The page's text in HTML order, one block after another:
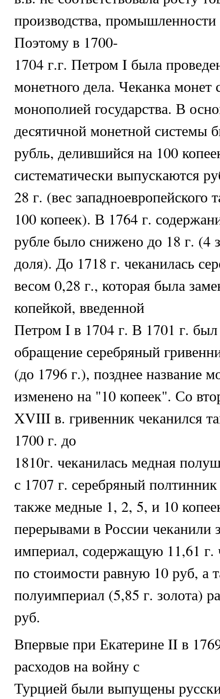
производства, промышленности
Поэтому в 1700-
1704 г.г. Петром I была
монетного дела. Чеканка монет
монополией государства. В
десятичной монетной системы
рубль, делившийся на 100
систематически выпускаются
28 г. (вес западноевропейского
100 копеек). В 1764 г.
рубле было снижено до 18 г. (4
доля). До 1718 г. чеканилась
весом 0,28 г., которая была
копейкой, введенной
Петром I в 1704 г. В 1701 г. был
обращение серебряный
(до 1796 г.), позднее название
изменено на "10 копеек". Со
XVIII в. гривенник чеканился
1700 г. до
1810г. чеканилась медная
с 1707 г. серебряный
также медные 1, 2, 5, и 10
перерывами в России чеканили
империал, содержащую 11,61 г.
по стоимости равную 10 руб, а
полуимпериал (5,85 г. золота)
руб.
Впервые при Екатерине II в
расходов на войну с
Турцией были выпущены